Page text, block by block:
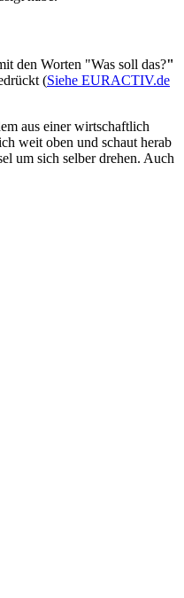
den Worten "Was soll das?"
(Siehe EURACTIV.de
aus einer wirtschaftlich
weit oben und schaut herab
um sich selber drehen. Auch